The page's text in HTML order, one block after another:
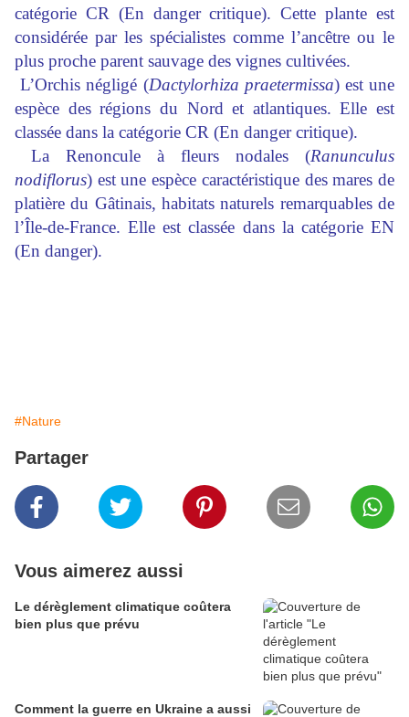
catégorie CR (En danger critique). Cette plante est
considérée par les spécialistes comme l’ancêtre ou le
plus proche parent sauvage des vignes cultivées.
L’Orchis négligé (Dactylorhiza praetermissa) est une
espèce des régions du Nord et atlantiques. Elle est
classée dans la catégorie CR (En danger critique).
La Renoncule à fleurs nodales (Ranunculus
nodiflorus) est une espèce caractéristique des mares de
platière du Gâtinais, habitats naturels remarquables de
l’Île-de-France. Elle est classée dans la catégorie EN
(En danger).
#Nature
Partager
Vous aimerez aussi
Le dérèglement climatique coûtera
bien plus que prévu
Comment la guerre en Ukraine a aussi